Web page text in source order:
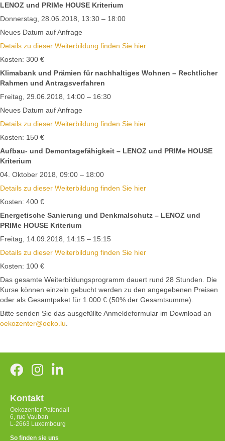
LENOZ und PRIMe HOUSE Kriterium
Donnerstag, 28.06.2018, 13:30 – 18:00
Neues Datum auf Anfrage
Details zu dieser Weiterbildung finden Sie hier
Kosten: 300 €
Klimabank und Prämien für nachhaltiges Wohnen – Rechtlicher
Rahmen und Antragsverfahren
Freitag, 29.06.2018, 14:00 – 16:30
Neues Datum auf Anfrage
Details zu dieser Weiterbildung finden Sie hier
Kosten: 150 €
Aufbau- und Demontagefähigkeit – LENOZ und PRIMe HOUSE
Kriterium
04. Oktober 2018, 09:00 – 18:00
Details zu dieser Weiterbildung finden Sie hier
Kosten: 400 €
Energetische Sanierung und Denkmalschutz – LENOZ und
PRIMe HOUSE Kriterium
Freitag, 14.09.2018, 14:15 – 15:15
Details zu dieser Weiterbildung finden Sie hier
Kosten: 100 €
Das gesamte Weiterbildungsprogramm dauert rund 28 Stunden. Die
Kurse können einzeln gebucht werden zu den angegebenen Preisen
oder als Gesamtpaket für 1.000 € (50% der Gesamtsumme).
Bitte senden Sie das ausgefüllte Anmeldeformular im Download an
oekozenter@oeko.lu.
Kontakt
Oekozenter Pafendall
6, rue Vauban
L-2663 Luxembourg
So finden sie uns